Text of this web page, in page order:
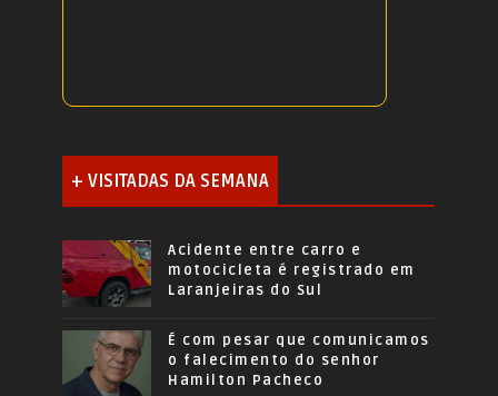
+ VISITADAS DA SEMANA
Acidente entre carro e
motocicleta é registrado em
Laranjeiras do Sul
É com pesar que comunicamos
o falecimento do senhor
Hamilton Pacheco